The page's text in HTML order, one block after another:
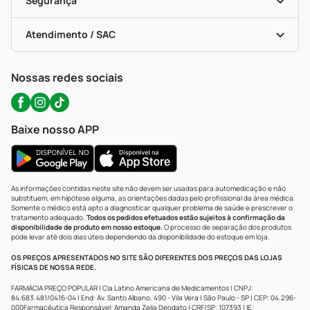
Troca E Devolução
Bulas De A A Z
Políticas De Marketplace
Testes Rápidos
Autoteste Covid-19
Certificado De Segurança
Portal Da Privacidade
Atendimento / SAC
WhatsApp (47) 9202-1687
Nossas redes sociais
Baixe nosso APP
As informações contidas neste site não devem ser usadas para automedicação e não
substituem, em hipótese alguma, as orientações dadas pelo profissional da área médica.
Somente o médico está apto a diagnosticar qualquer problema de saúde e prescrever o
tratamento adequado. Todos os pedidos efetuados estão sujeitos à confirmação da
disponibilidade de produto em nosso estoque.O processo de separação dos produtos
pode levar até dois dias úteis dependendo da disponibilidade do estoque em loja.
OS PREÇOS APRESENTADOS NO SITE SÃO DIFERENTES DOS PREÇOS DAS LOJAS
FÍSICAS DE NOSSA REDE.
FARMÁCIA PREÇO POPULAR | Cia Latino Americana de Medicamentos | CNPJ:
84.683.481/0416-04 | End: Av. Santo Albano, 490 - Vila Vera | São Paulo - SP | CEP: 04.296-
000Farmacêutica Responsável: Amanda Zelia Deodato | CRF/SP: 107393 | IE: